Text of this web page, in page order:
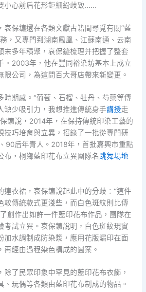
小心前后花形鉅細紛歧致……
哀保鑣還在各類文獻古籍間尋覓有關“藍
，又專門到湖南鳳凰、江蘇南通、云南
末多年積聚，哀保鑣梳理并把握了整套
。2003年，他在豐同裕染坊基本上成立
限公司，為這間百大哥店帶來新變更。
時期感。“葡萄、石榴、牡丹、芍藥等傳
缺少吸引力，我想推進傳統身手講授走
鑣說，2014年，在保持傳統印染工藝的
技巧培育與立異，招錄了一批從專門研
90后年青人。2018年，首批嘉興市重點
布，桐鄉藍印花布立異團隊名跳舞場地
連衣裙，哀保鑣說起此中的分歧：“這件
較傳統款式更淺些，而白色斑紋則比傳
創作出如許一件藍印花布作品，團隊在
考試立異。哀保鑣說明，白色斑紋現實
加水調制成防染漿，應用花版漏印在面
再經由過程染色構成的圖案。
除了民眾印象中罕見的藍印花布衣飾，
、玩偶等各類由藍印花布制成的物品。